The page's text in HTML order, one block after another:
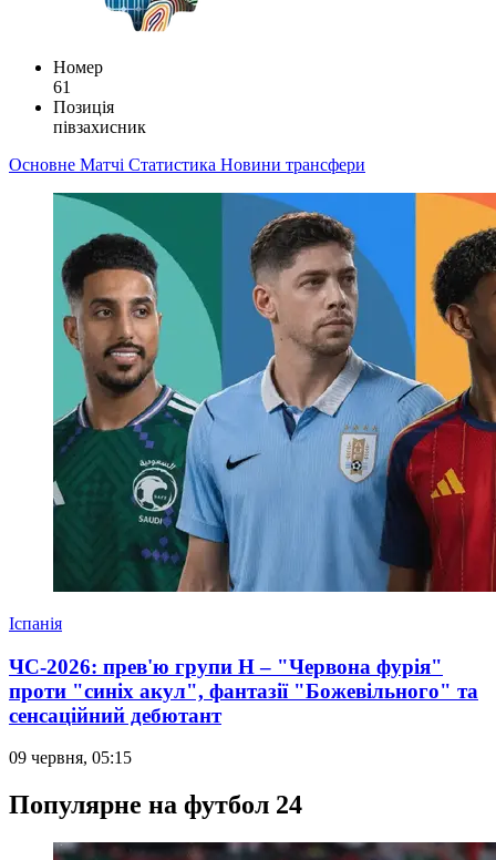
Номер
61
Позиція
півзахисник
Основне Матчі Статистика Новини трансфери
Іспанія
ЧС-2026: прев'ю групи Н – "Червона фурія"
проти "синіх акул", фантазії "Божевільного" та
сенсаційний дебютант
09 червня, 05:15
Популярне на футбол 24